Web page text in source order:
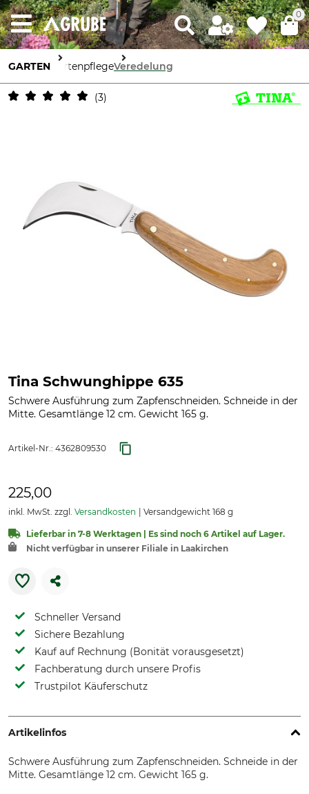
0
GARTEN GartenpflegeVeredelung
3
Tina Schwunghippe 635
Schwere Ausführung zum Zapfenschneiden. Schneide in der
Mitte. Gesamtlänge 12 cm. Gewicht 165 g.
Artikel-Nr.: 4362809530
225,00
inkl. MwSt. zzgl. Versandkosten Versandgewicht 168 g
Lieferbar in 7-8 Werktagen | Es sind noch 6 Artikel auf Lager.
Nicht verfügbar in unserer Filiale in Laakirchen
Schneller Versand
Sichere Bezahlung
Kauf auf Rechnung (Bonität vorausgesetzt)
Fachberatung durch unsere Profis
Trustpilot Käuferschutz
Artikelinfos
Schwere Ausführung zum Zapfenschneiden. Schneide in der
Mitte. Gesamtlänge 12 cm. Gewicht 165 g.